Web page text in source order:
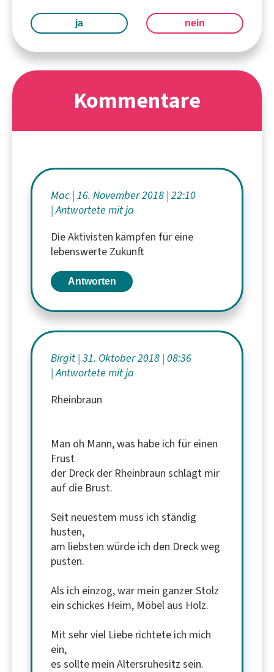
ja nein
Kommentare
Mac 16. November 2018 22:10
Antwortete mit ja
Die Aktivisten kämpfen für eine
lebenswerte Zukunft
Antworten
Birgit 31. Oktober 2018 08:36
Antwortete mit ja
Rheinbraun
Man oh Mann, was habe ich für einen
Frust
der Dreck der Rheinbraun schlägt mir
auf die Brust.
Seit neuestem muss ich ständig
husten,
am liebsten würde ich den Dreck weg
pusten.
Als ich einzog, war mein ganzer Stolz
ein schickes Heim, Möbel aus Holz.
Mit sehr viel Liebe richtete ich mich
ein,
es sollte mein Altersruhesitz sein.